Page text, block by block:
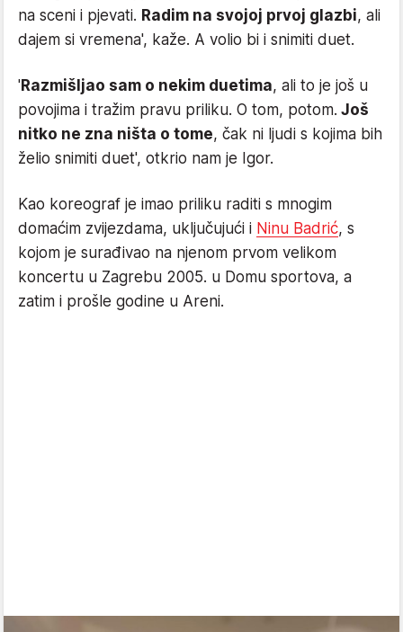
na sceni i pjevati. Radim na svojoj prvoj glazbi, ali
dajem si vremena', kaže. A volio bi i snimiti duet.
'Razmišljao sam o nekim duetima, ali to je još u
povojima i tražim pravu priliku. O tom, potom. Još
nitko ne zna ništa o tome, čak ni ljudi s kojima bih
želio snimiti duet', otkrio nam je Igor.
Kao koreograf je imao priliku raditi s mnogim
domaćim zvijezdama, uključujući i Ninu Badrić, s
kojom je surađivao na njenom prvom velikom
koncertu u Zagrebu 2005. u Domu sportova, a
zatim i prošle godine u Areni.